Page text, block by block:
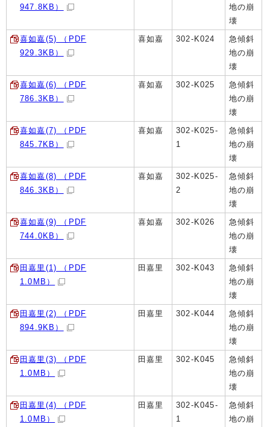
947.8KB）
地の崩
壊
喜如嘉(5) （PDF
929.3KB）
喜如嘉 302-K024
急傾斜
地の崩
壊
喜如嘉(6) （PDF
786.3KB）
喜如嘉 302-K025
急傾斜
地の崩
壊
喜如嘉(7) （PDF
845.7KB）
喜如嘉
302-K025-
1
急傾斜
地の崩
壊
喜如嘉(8) （PDF
846.3KB）
喜如嘉
302-K025-
2
急傾斜
地の崩
壊
喜如嘉(9) （PDF
744.0KB）
喜如嘉 302-K026
急傾斜
地の崩
壊
田嘉里(1) （PDF
1.0MB）
田嘉里 302-K043
急傾斜
地の崩
壊
田嘉里(2) （PDF
894.9KB）
田嘉里 302-K044
急傾斜
地の崩
壊
田嘉里(3) （PDF
1.0MB）
田嘉里 302-K045
急傾斜
地の崩
壊
田嘉里(4) （PDF
1.0MB）
田嘉里
302-K045-
1
急傾斜
地の崩